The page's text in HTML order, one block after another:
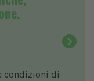
condizioni di